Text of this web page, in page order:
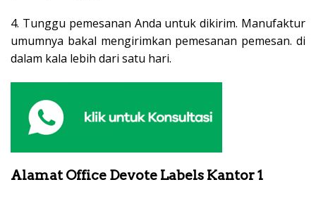
4. Tunggu pemesanan Anda untuk dikirim. Manufaktur
umumnya bakal mengirimkan pemesanan pemesan. di
dalam kala lebih dari satu hari.
Alamat Office Devote Labels Kantor 1